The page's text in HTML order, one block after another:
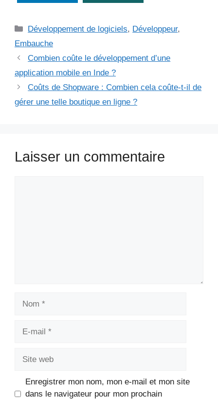
Catégories
Développement de logiciels, Développeur,
Embauche
Combien coûte le développement d’une
application mobile en Inde ?
Coûts de Shopware : Combien cela coûte-t-il de
gérer une telle boutique en ligne ?
Laisser un commentaire
Enregistrer mon nom, mon e-mail et mon site
dans le navigateur pour mon prochain